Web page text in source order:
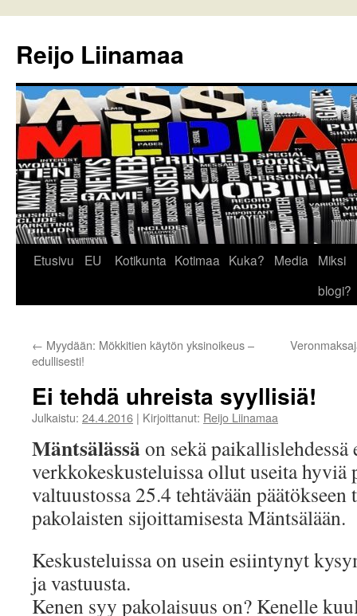
Reijo Liinamaa
Siirry
Etusivu EU Kotikunta Kotimaa Kuka? Media
Miksi
blogi?
← Myydään: Mökkitien käytön yksinoikeus –
edullisesti!
Ei tehdä uhreista syyllisiä!
Julkaistu: 24.4.2016 | Kirjoittanut: Reijo Liinamaa
Mäntsälässäon sekä paikallislehdessä
verkkokeskusteluissa ollut useita
valtuustossa 25.4 tehtävään
pakolaisten sijoittamisesta Mäntsälään.
Keskusteluissa on usein esiintynyt
ja vastuusta.
Kenen syy pakolaisuus on? Kenelle